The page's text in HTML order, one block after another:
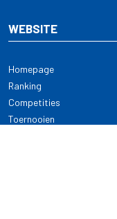
WEBSITE
Homepage
Ranking
Competities
Toernooien